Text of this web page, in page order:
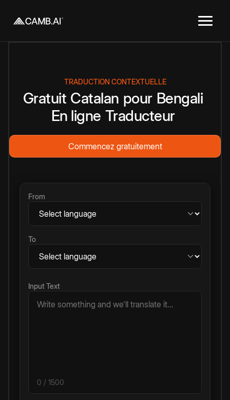
TRADUCTION CONTEXTUELLE
Gratuit Catalan pour Bengali
En ligne Traducteur
Commencez gratuitement
From
To
Input Text
0 / 1500